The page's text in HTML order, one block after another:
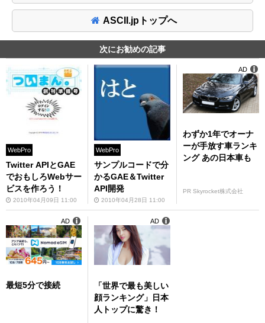
ASCII.jpトップへ
次にお勧めの記事
WebPro
Twitter APIとGAE
でおもしろWebサー
ビスを作ろう！
2010年04月09日 11:00
WebPro
サンプルコードで分
かるGAE＆Twitter
API開発
2010年04月28日 11:00
わずか1年でオーナ
ーが手放す車ランキ
ング あの日本車も
PR Skyrocket株式会社
AD
最短5分で接続
AD
「世界で最も美しい
顔ランキング」日本
人トップに驚き！
AD